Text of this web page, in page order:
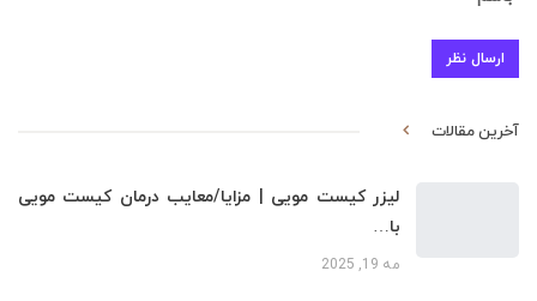
آخرین مقالات
لیزر کیست مویی | مزایا/معایب درمان کیست مویی
با…
مه 19, 2025